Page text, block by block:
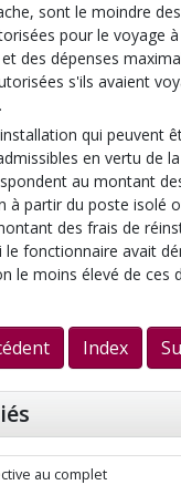
sont le moindre
pour le voyage
des dépenses
s'ils avaient
qui peuvent
en vertu de
au montant
à partir du poste isolé
des frais de
le fonctionnaire avait
le moins élevé de ces
Index
au complet